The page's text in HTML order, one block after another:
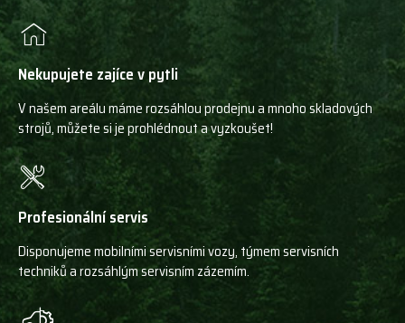
Nekupujete zajíce v pytli
V našem areálu máme rozsáhlou prodejnu a mnoho skladových
strojů, můžete si je prohlédnout a vyzkoušet!
Profesionální servis
Disponujeme mobilními servisními vozy, týmem servisních
techniků a rozsáhlým servisním zázemím.